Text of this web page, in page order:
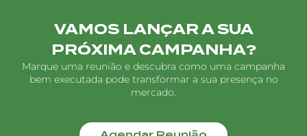
VAMOS LANÇAR A SUA
PRÓXIMA CAMPANHA?
Marque uma reunião e descubra como uma campanha
bem executada pode transformar a sua presença no
mercado.